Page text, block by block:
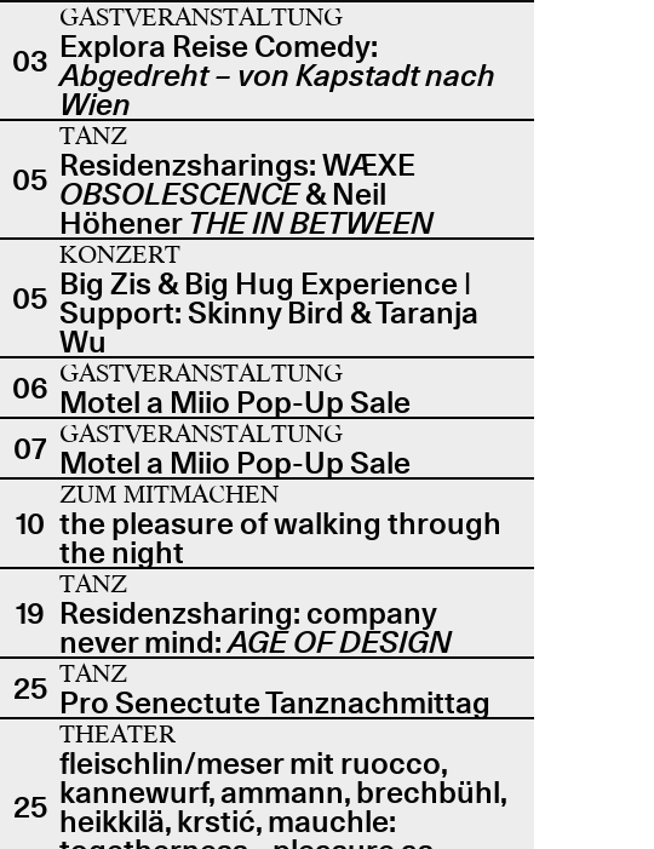
03
GASTVERANSTALTUNG
Explora Reise Comedy:
Abgedreht – von Kapstadt nach
Wien
05
TANZ
Residenzsharings: WÆXE
OBSOLESCENCE& Neil
Höhener THE IN BETWEEN
05
KONZERT
Big Zis & Big Hug Experience |
Support: Skinny Bird & Taranja
Wu
06 GASTVERANSTALTUNG
Motel a Miio Pop-Up Sale
07 GASTVERANSTALTUNG
Motel a Miio Pop-Up Sale
10
ZUM MITMACHEN
the pleasure of walking through
the night
19
TANZ
Residenzsharing: company
never mind:AGE OF DESIGN
25 TANZ
Pro Senectute Tanznachmittag
25
THEATER
fleischlin/meser mit ruocco,
kannewurf, ammann, brechbühl,
heikkilä, krstić, mauchle: